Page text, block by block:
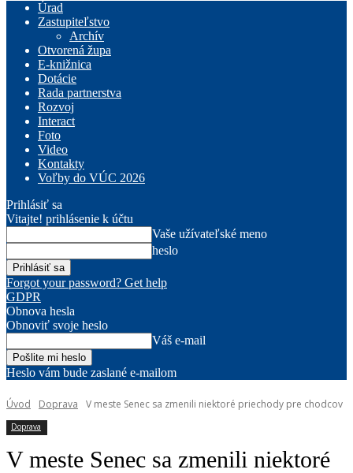
Úrad
Zastupiteľstvo
Archív
Otvorená župa
E-knižnica
Dotácie
Rada partnerstva
Rozvoj
Interact
Foto
Video
Kontakty
Voľby do VÚC 2026
Prihlásiť sa
Vitajte! prihlásenie k účtu
Vaše užívateľské meno
heslo
Forgot your password? Get help
GDPR
Obnova hesla
Obnoviť svoje heslo
Váš e-mail
Heslo vám bude zaslané e-mailom
Úvod Doprava V meste Senec sa zmenili niektoré priechody pre chodcov
Doprava
V meste Senec sa zmenili niektoré